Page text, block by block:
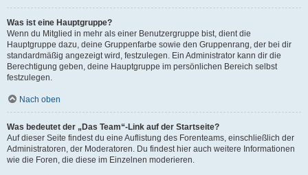
Was ist eine Hauptgruppe?
Wenn du Mitglied in mehr als einer Benutzergruppe bist, dient die
Hauptgruppe dazu, deine Gruppenfarbe sowie den Gruppenrang, der bei dir
standardmäßig angezeigt wird, festzulegen. Ein Administrator kann dir die
Berechtigung geben, deine Hauptgruppe im persönlichen Bereich selbst
festzulegen.
Nach oben
Was bedeutet der „Das Team“-Link auf der Startseite?
Auf dieser Seite findest du eine Auflistung des Forenteams, einschließlich der
Administratoren, der Moderatoren. Du findest hier auch weitere Informationen
wie die Foren, die diese im Einzelnen moderieren.